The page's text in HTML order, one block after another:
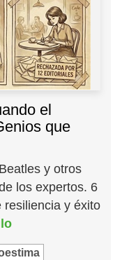
el
que
y otros
los expertos. 6
resiliencia y éxito